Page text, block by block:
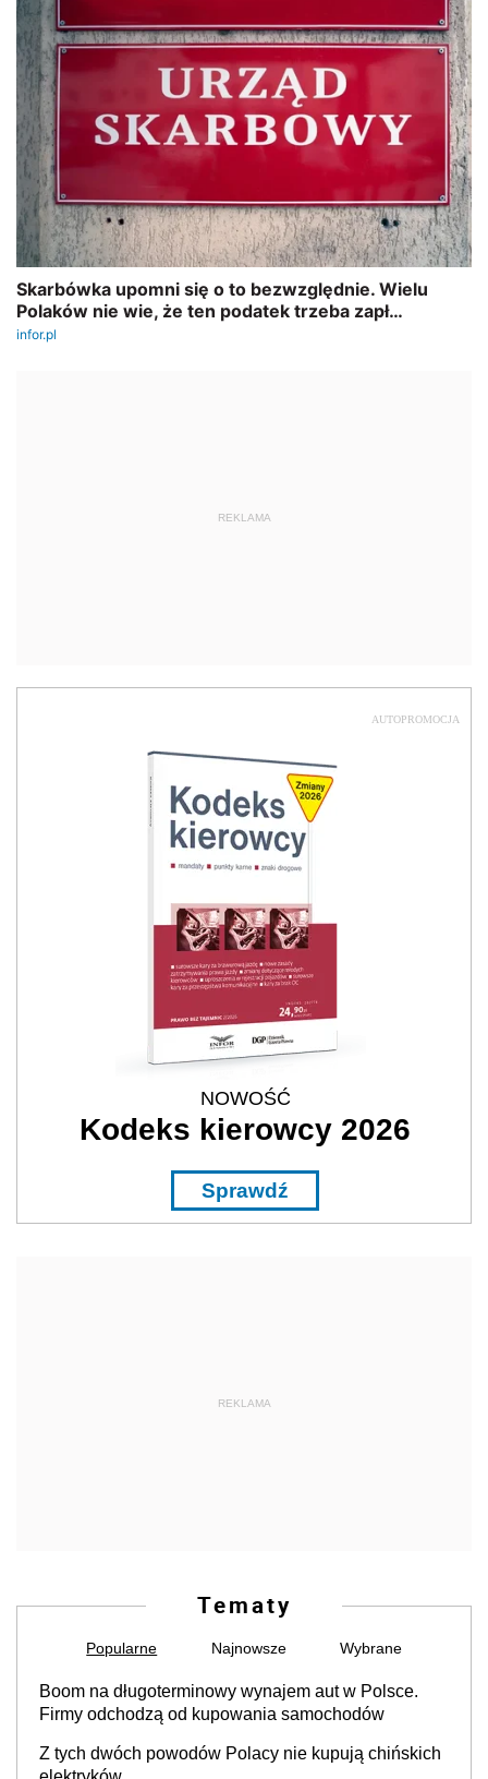
REKLAMA
AUTOPROMOCJA
NOWOŚĆ
Kodeks kierowcy 2026
Sprawdź
REKLAMA
Tematy
Popularne Najnowsze Wybrane
Boom na długoterminowy wynajem aut w Polsce.
Firmy odchodzą od kupowania samochodów
Z tych dwóch powodów Polacy nie kupują chińskich